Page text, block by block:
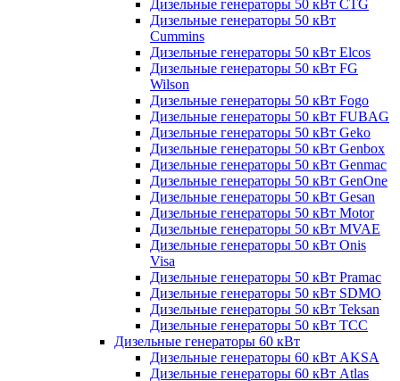
Дизельные генераторы 50 кВт CTG
Дизельные генераторы 50 кВт
Cummins
Дизельные генераторы 50 кВт Elcos
Дизельные генераторы 50 кВт FG
Wilson
Дизельные генераторы 50 кВт Fogo
Дизельные генераторы 50 кВт FUBAG
Дизельные генераторы 50 кВт Geko
Дизельные генераторы 50 кВт Genbox
Дизельные генераторы 50 кВт Genmac
Дизельные генераторы 50 кВт GenOne
Дизельные генераторы 50 кВт Gesan
Дизельные генераторы 50 кВт Motor
Дизельные генераторы 50 кВт MVAE
Дизельные генераторы 50 кВт Onis
Visa
Дизельные генераторы 50 кВт Pramac
Дизельные генераторы 50 кВт SDMO
Дизельные генераторы 50 кВт Teksan
Дизельные генераторы 50 кВт ТСС
Дизельные генераторы 60 кВт
Дизельные генераторы 60 кВт AKSA
Дизельные генераторы 60 кВт Atlas